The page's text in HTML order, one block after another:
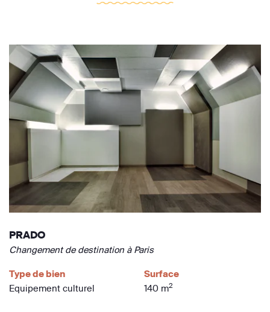
PRADO
Changement de destination à Paris
Type de bien
Equipement culturel
Surface
140 m2